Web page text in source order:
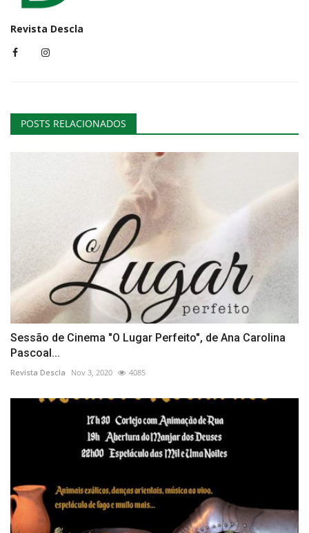
Revista Descla
POSTS RELACIONADOS
Sessão de Cinema "O Lugar Perfeito", de Ana Carolina
Pascoal...
Revista Descla Nov 3, 2020 4085